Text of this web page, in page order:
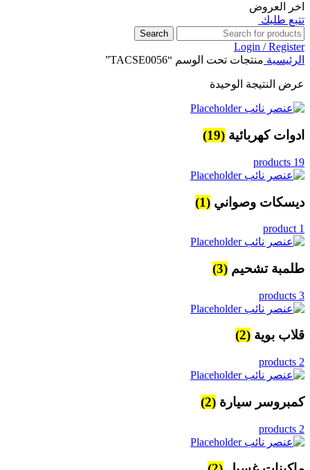
اخر العروض
تتبع طلبك
Search
Login / Register
الرئيسية منتجات تحت الوسم “TACSE0056”
عرض النتيجة الوحيدة
ادوات كهربائية (19)
19 products
ديسكات وصواني (1)
1 product
طلمبة تشحيم (3)
3 products
قلاب بوية (2)
2 products
كمبروسر سيارة (2)
2 products